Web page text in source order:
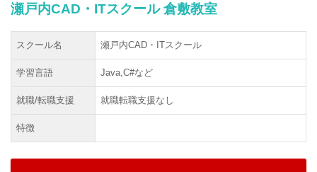
瀬戸内CAD・ITスクール 倉敷教室
スクール名 瀬戸内CAD・ITスクール
学習言語 Java,C#など
就職/転職支援 就職転職支援なし
特徴